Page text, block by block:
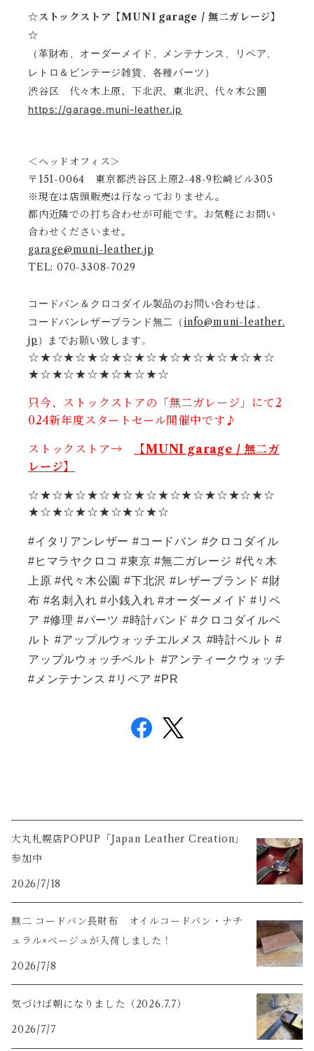
☆ストックストア【MUNI garage / 無二ガレージ】
☆
（革財布、オーダーメイド、メンテナンス、リペア、
レトロ＆ビンテージ雑貨、各種パーツ）
渋谷区 代々木上原、下北沢、東北沢、代々木公園
https://garage.muni-leather.jp
＜ヘッドオフィス＞
〒151-0064 東京都渋谷区上原2-48-9松崎ビル305
※現在は店頭販売は行なっておりません。
都内近隣での打ち合わせが可能です。お気軽にお問い
合わせくださいませ。
garage@muni-leather.jp
TEL: 070-3308-7029
コードバン＆クロコダイル製品のお問い合わせは、
コードバンレザーブランド無二（ info@muni-leather.
jp ）までお願い致します。
☆★☆★☆★☆★☆★☆★☆★☆★☆★☆★☆
★☆★☆★☆★☆★☆★☆
只今、ストックストアの「無二ガレージ」にて2
024新年度スタートセール開催中です♪
ストックストア→
【MUNI garage / 無二ガ
レージ】
☆★☆★☆★☆★☆★☆★☆★☆★☆★☆★☆
★☆★☆★☆★☆★☆★☆
#イタリアンレザー #コードバン #クロコダイル
#ヒマラヤクロコ #東京 #無二ガレージ #代々木
上原 #代々木公園 #下北沢 #レザーブランド #財
布 #名刺入れ #小銭入れ #オーダーメイド #リペ
ア #修理 #パーツ #時計バンド #クロコダイルベ
ルト #アップルウォッチエルメス #時計ベルト #
アップルウォッチベルト #アンティークウォッチ
#メンテナンス #リペア #PR
大丸札幌店POPUP「Japan Leather Creation」
参加中
2026/7/18
無二 コードバン長財布 オイルコードバン・ナチ
ュラル×ベージュが入荷しました！
2026/7/8
気づけば朝になりました（2026.7.7）
2026/7/7